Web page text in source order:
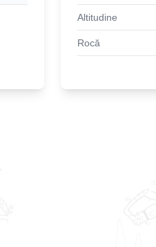
Altitudine
Rocă